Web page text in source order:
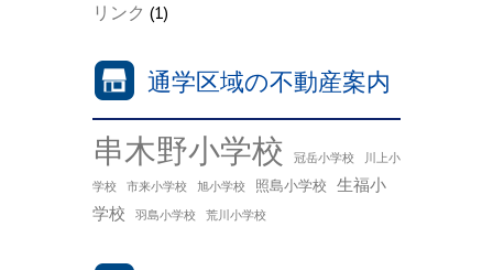
リンク (1)
通学区域の不動産案内
串木野小学校 冠岳小学校
川上小
学校
市来小学校 旭小学校 照島小学校 生福小
学校
羽島小学校 荒川小学校